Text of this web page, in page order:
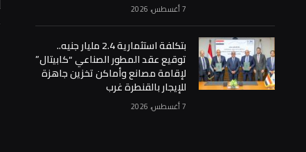
7 أغسطس، 2026
بتكلفة استثمارية 2.4 مليار جنيه..
توقيع عقد المطور الصناعي “كابيتال”
لإقامة مصانع وأماكن تخزين جاهزة
للإيجار بالقنطرة غرب
7 أغسطس، 2026